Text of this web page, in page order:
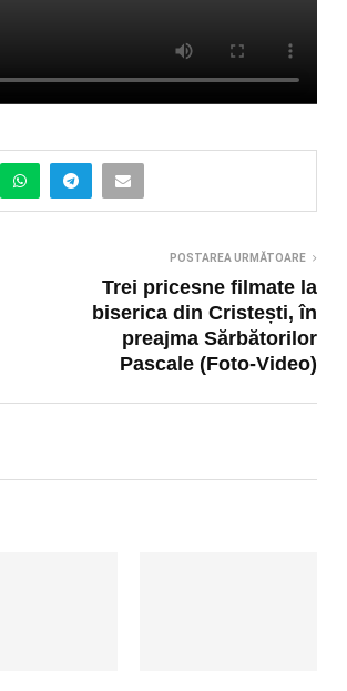
POSTAREA URMĂTOARE
Trei pricesne filmate la
biserica din Cristești, în
preajma Sărbătorilor
Pascale (Foto-Video)